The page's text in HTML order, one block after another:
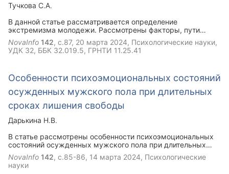
Тучкова С.А.
В данной статье рассматривается определение
экстремизма молодежи. Рассмотрены факторы, пути
предотвращения и его актуальность.
NovaInfo 142, с.87, 20 марта 2024, Психологические науки,
УДК 32, ББК 32.019.5, ГРНТИ 11.25.41
Особенности психоэмоциональных состояний
осужденных мужского пола при длительных
сроках лишения свободы
Дарькина Н.В.
В статье рассмотрены особенности психоэмоциональных
состояний осужденных мужского пола при длительных
сроках лишения свободы (отрицание, озлобленность,
суицидальные помышление, беспокойство и т.д.).
Предложено для коррекции негативных эмоциональных
NovaInfo 142, с.85-86, 14 марта 2024, Психологические
науки